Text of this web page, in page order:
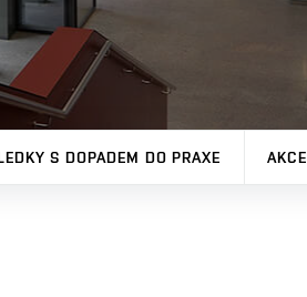
S DOPADEM DO PRAXE AKCE